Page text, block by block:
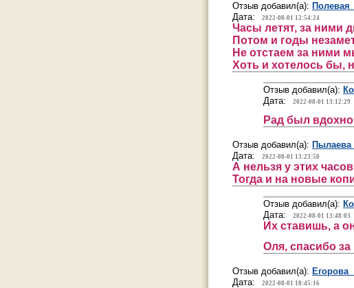
Отзыв добавил(а): Полевая
Дата:
2022-08-01 12:54:24
Часы летят, за ними
Потом и годы
Не отстаем за ними
Хоть и хотелось бы,
Отзыв добавил(а):
Дата:
2022-08-01 13:12:29
Рад был
Отзыв добавил(а):
Дата:
2022-08-01 13:23:50
А нельзя у этих
Тогда и на новые
Отзыв добавил(а):
Дата:
2022-08-01 13:48:03
Их ставишь, а
Оля, спасибо
Отзыв добавил(а): Егорова
Дата:
2022-08-01 18:45:16